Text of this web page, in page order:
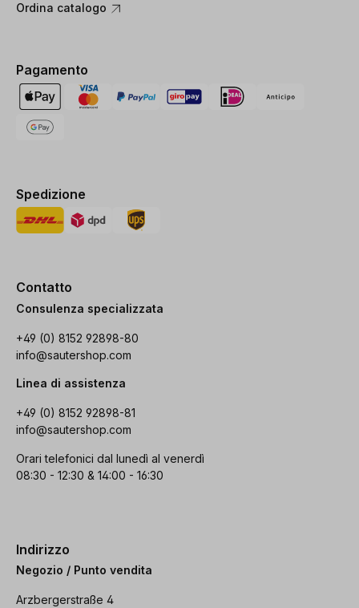
Ordina catalogo
Pagamento
Spedizione
Contatto
Consulenza specializzata
+49 (0) 8152 92898-80
info@sautershop.com
Linea di assistenza
+49 (0) 8152 92898-81
info@sautershop.com
Orari telefonici dal lunedì al venerdì
08:30 - 12:30 & 14:00 - 16:30
Indirizzo
Negozio / Punto vendita
Arzbergerstraße 4